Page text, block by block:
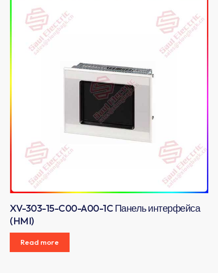
XV-303-15-C00-A00-1C Панель интерфейса
(HMI)
Read more